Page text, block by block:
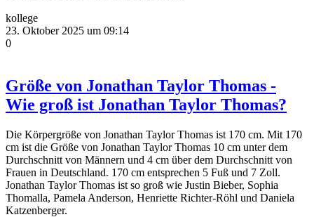
kollege
23. Oktober 2025 um 09:14
0
Größe von Jonathan Taylor Thomas -
Wie groß ist Jonathan Taylor Thomas?
Die Körpergröße von Jonathan Taylor Thomas ist 170 cm. Mit 170
cm ist die Größe von Jonathan Taylor Thomas 10 cm unter dem
Durchschnitt von Männern und 4 cm über dem Durchschnitt von
Frauen in Deutschland. 170 cm entsprechen 5 Fuß und 7 Zoll.
Jonathan Taylor Thomas ist so groß wie Justin Bieber, Sophia
Thomalla, Pamela Anderson, Henriette Richter-Röhl und Daniela
Katzenberger.